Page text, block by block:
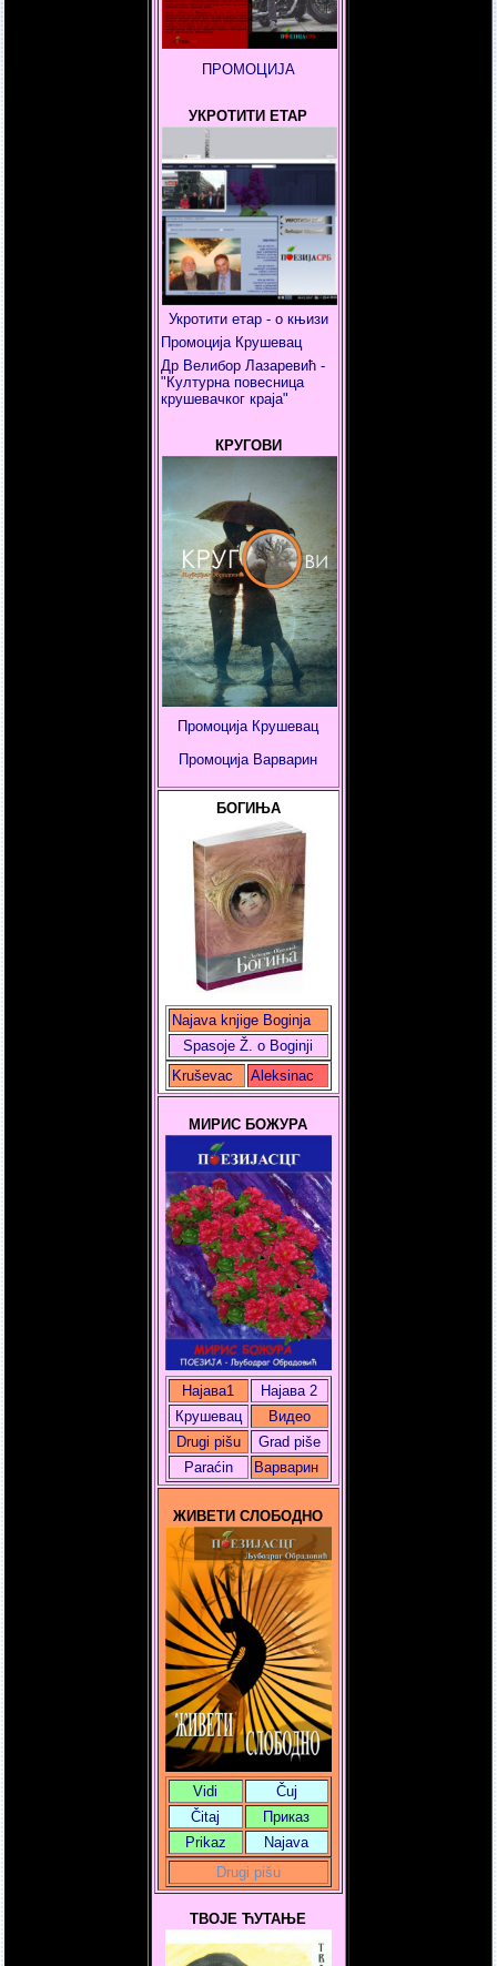
ПРОМОЦИЈА
УКРОТИТИ ЕТАР
Укротити етар - о књизи
Промоција Крушевац
Др Велибор Лазаревић -
"Културна повесница
крушевачког краја"
КРУГОВИ
Промоција Крушевац
ПромоцијаВарварин
БОГИЊА
Najava knjige Boginja
Spasoje Ž. o Boginji
Kruševac
Aleksinac
МИРИС БОЖУРА
Најава1
Најава 2
Крушевац
Видео
Drugi pišu
Grad piše
Paraćin
Варварин
ЖИВЕТИ СЛОБОДНО
Vidi
Čuj
Čitaj
Приказ
Prikaz
Najava
Drugi pišu
ТВОЈЕ ЋУТАЊЕ